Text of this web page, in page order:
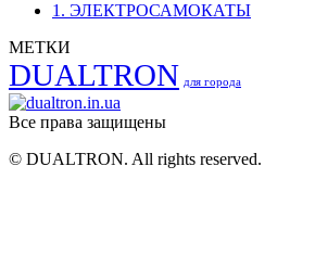
1. ЭЛЕКТРОСАМОКАТЫ
МЕТКИ
DUALTRON для города
Все права защищены
© DUALTRON. All rights reserved.